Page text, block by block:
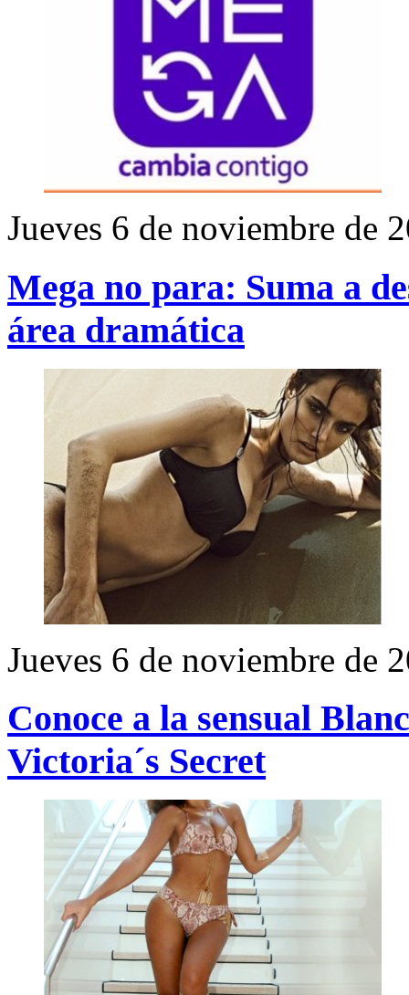
Jueves 6 de noviembre de
Mega no para: Suma a
área dramática
Jueves 6 de noviembre de
Conoce a la sensual
Victoria´s Secret